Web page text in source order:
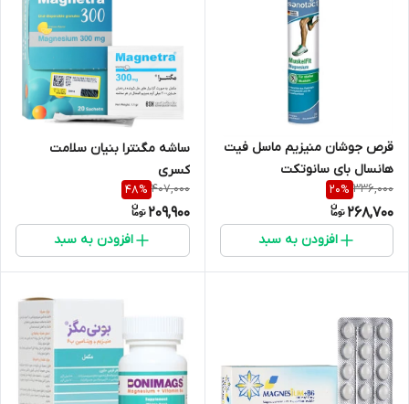
قرص جوشان منیزیم ماسل فیت
هانسال بای سانوتکت
336,000
20%
268,700
افزودن به سبد
ساشه مگنترا بنیان سلامت
کسری
407,000
48%
209,900
افزودن به سبد